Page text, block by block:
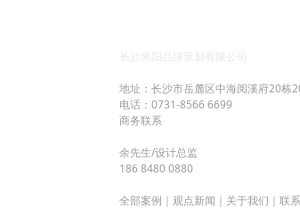
长沙米阳品牌策划有限公司
地址：长沙市岳麓区中海阅溪府20栋
电话：0731-8566 6699
商务联系
余先生/设计总监
186 8480 0880
全部案例 ｜观点新闻 ｜ 关于我们 ｜联